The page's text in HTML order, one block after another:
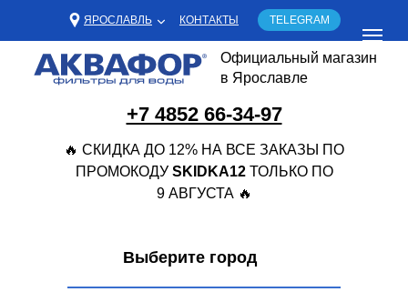
+7 4852 66-34-97
ЯРОСЛАВЛЬ
Официальный магазин
в Ярославле
🔥 СКИДКА ДО 12% НА ВСЕ ЗАКАЗЫ ПО
ПРОМОКОДУ SKIDKA12 ТОЛЬКО ПО
9 АВГУСТА 🔥
КОНТАКТЫ TELEGRAM
Выберите город